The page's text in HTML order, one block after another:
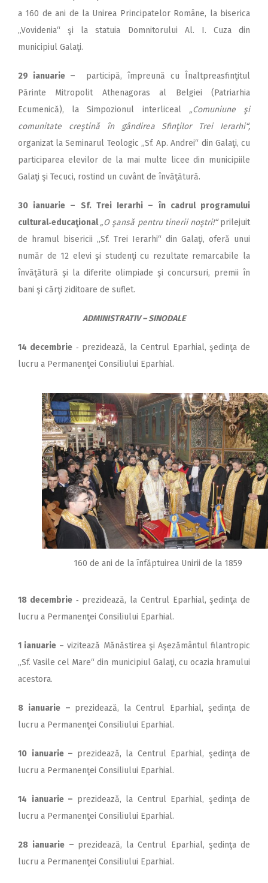
a 160 de ani de la Unirea Principatelor Române, la biserica
,,Vovidenia“ şi la statuia Domnitorului Al. I. Cuza din
municipiul Galaţi.
29 ianuarie –
participă, împreună cu Înaltpreasfinţitul
Părinte Mitropolit Athenagoras al Belgiei (Patriarhia
Ecumenică), la Simpozionul interliceal „Comuniune şi
comunitate creştină în gândirea Sfinţilor Trei Ierarhi“,
organizat la Seminarul Teologic ,,Sf. Ap. Andrei“ din Galaţi, cu
participarea elevilor de la mai multe licee din municipiile
Galaţi şi Tecuci, rostind un cuvânt de învăţătură.
30 ianuarie – Sf. Trei Ierarhi –în cadrul programului
cultural‑educaţional„O şansă pentru tinerii noştri!“prilejuit
de hramul bisericii „Sf. Trei Ierarhi“ din Galaţi, oferă unui
număr de 12 elevi şi studenţi cu rezultate remarcabile la
învăţătură şi la diferite olimpiade şi concursuri, premii în
bani şi cărţi ziditoare de suflet.
ADMINISTRATIV – SINODALE
14 decembrie‑ prezidează, la Centrul Eparhial, şedinţa de
lucru a Permanenţei Consiliului Eparhial.
160 de ani de la înfăptuirea Unirii de la 1859
18 decembrie‑ prezidează, la Centrul Eparhial, şedinţa de
lucru a Permanenţei Consiliului Eparhial.
1 ianuarie – vizitează Mănăstirea şi Aşezământul filantropic
„Sf. Vasile cel Mare“ din municipiul Galaţi, cu ocazia hramului
acestora.
8 ianuarie – prezidează, la Centrul Eparhial, şedinţa de
lucru a Permanenţei Consiliului Eparhial.
10 ianuarie – prezidează, la Centrul Eparhial, şedinţa de
lucru a Permanenţei Consiliului Eparhial.
14 ianuarie – prezidează, la Centrul Eparhial, şedinţa de
lucru a Permanenţei Consiliului Eparhial.
28 ianuarie – prezidează, la Centrul Eparhial, şedinţa de
lucru a Permanenţei Consiliului Eparhial.